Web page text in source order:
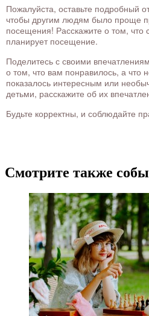
Пожалуйста, оставьте подробный
чтобы другим людям было проще
посещения! Расскажите о том, что
планирует посещение.
Поделитесь с своими
о том, что вам понравилось, а что
показалось интересным или
детьми, расскажите об их
Будьте корректны, и соблюдайте
Смотрите также